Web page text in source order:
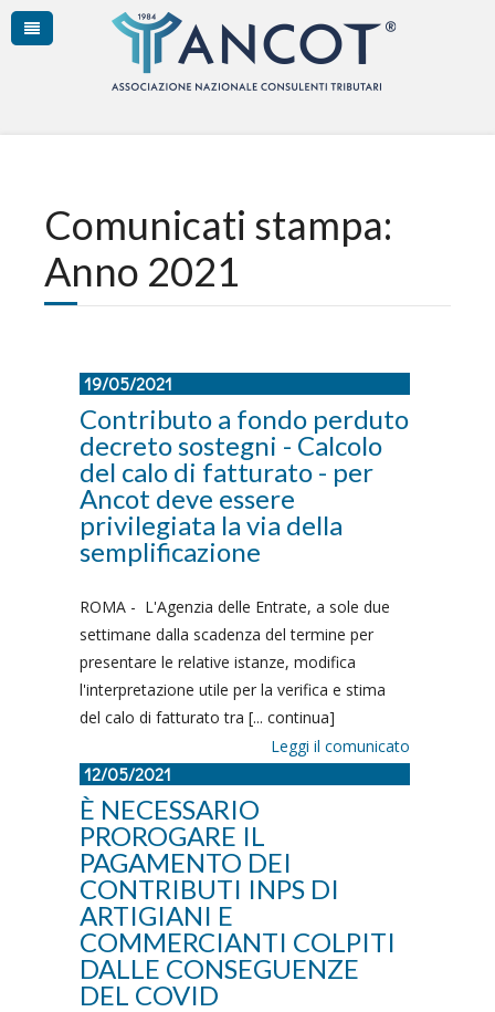
Comunicati stampa:
Anno 2021
19/05/2021
Contributo a fondo perduto
decreto sostegni - Calcolo
del calo di fatturato - per
Ancot deve essere
privilegiata la via della
semplificazione
ROMA - L'Agenzia delle Entrate, a sole due
settimane dalla scadenza del termine per
presentare le relative istanze, modifica
l'interpretazione utile per la verifica e stima
del calo di fatturato tra [... continua]
Leggi il comunicato
12/05/2021
È NECESSARIO
PROROGARE IL
PAGAMENTO DEI
CONTRIBUTI INPS DI
ARTIGIANI E
COMMERCIANTI COLPITI
DALLE CONSEGUENZE
DEL COVID